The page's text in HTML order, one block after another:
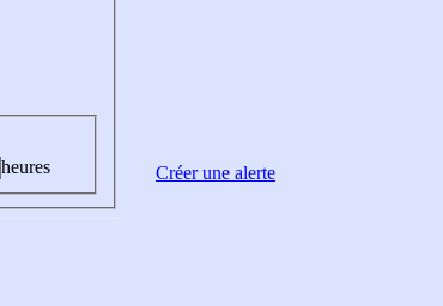
heures
Créer une alerte